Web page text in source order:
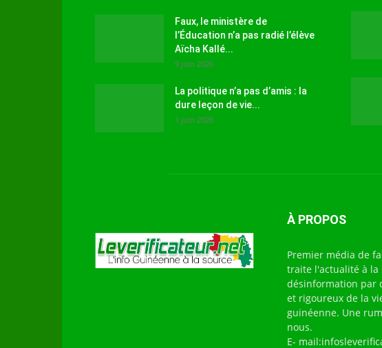
Faux, le ministère de
l’Éducation n’a pas radié l’élève
Aïcha Kallé...
9 juin 2026
La politique n’a pas d’amis : la
dure leçon de vie...
1 juin 2026
À PROPOS
Premier média de
traite l'actualité à la
désinformation par
et rigoureux de la
guinéenne. Une
nous.
E-